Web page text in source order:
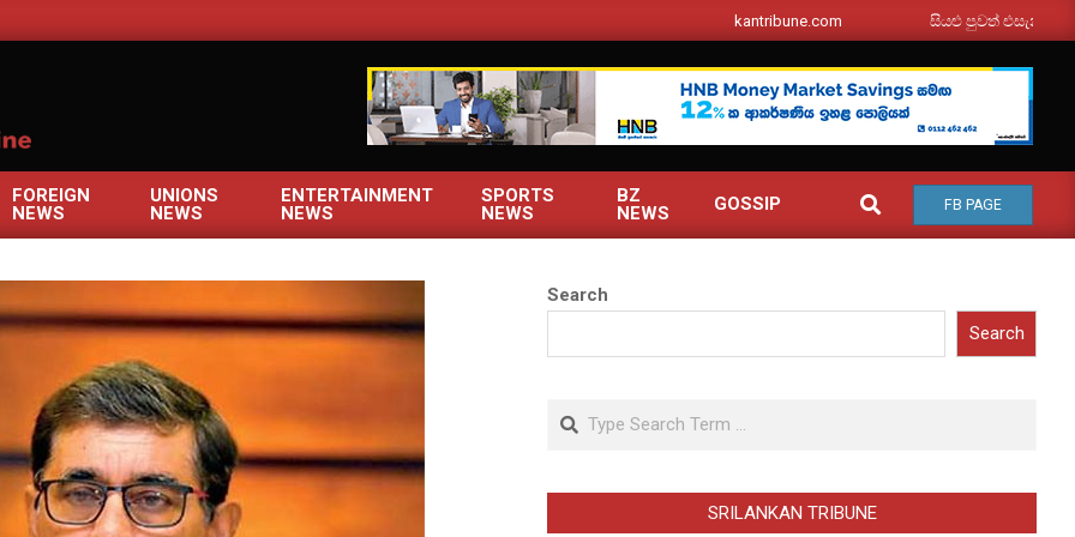
srilankantribune.com සියළු පුවත් එසැනින් ඔබ වෙත
Primary
Menu
FOREIGN
NEWS
UNIONS
NEWS
ENTERTAINMENT
NEWS
SPORTS
NEWS
BZ
NEWS
GOSSIP SEARCH
FB PAGE
Search
Search
Search
SRILANKAN TRIBUNE